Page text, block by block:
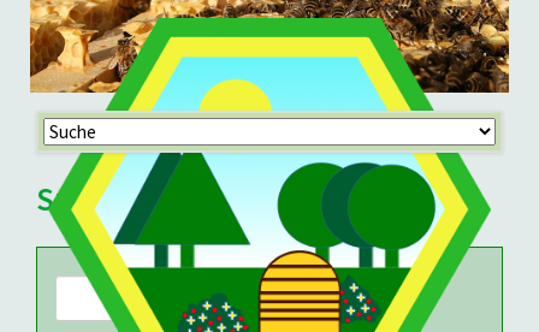
Navigation
überspringen
Suche
Suchbegriffe